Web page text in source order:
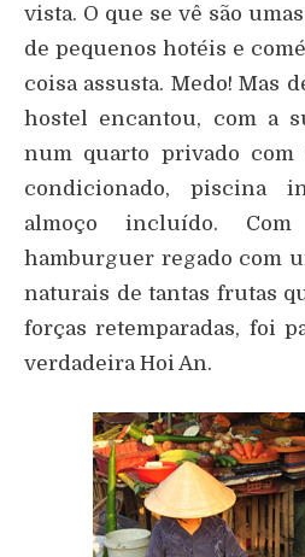
vista. O que se vê são
de pequenos hotéis e
coisa assusta. Medo! Mas
hostel encantou, com a
num quarto privado com
condicionado, piscina
almoço incluído.
hamburguer regado com
naturais de tantas frutas
forças retemparadas, foi
verdadeira Hoi An.